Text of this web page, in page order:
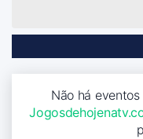
Não há